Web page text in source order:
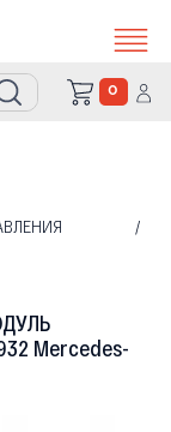
0
Mercedes-